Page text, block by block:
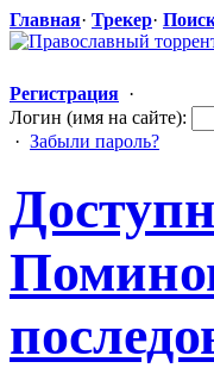
Главная· Трекер·
Регистрация ·
Логин (имя на сайте):
· Забыли пароль?